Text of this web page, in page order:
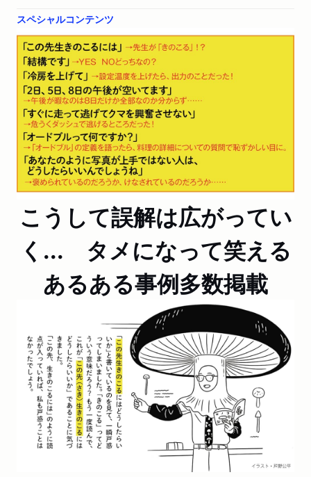
スペシャルコンテンツ
こうして誤解は広がってい
く... タメになって笑える
あるある事例多数掲載